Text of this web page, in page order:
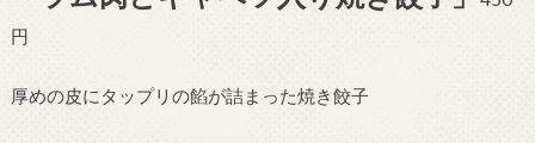
円
厚めの皮にタップリの餡が詰まった焼き餃子